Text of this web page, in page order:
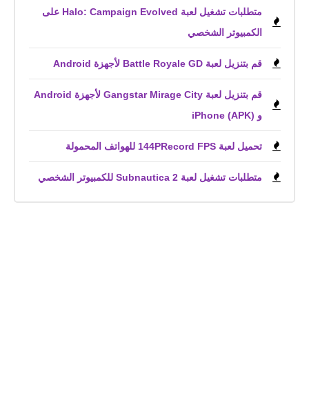
متطلبات تشغيل لعبة Halo: Campaign Evolved على
الكمبيوتر الشخصي
قم بتنزيل لعبة Battle Royale GD لأجهزة Android
قم بتنزيل لعبة Gangstar Mirage City لأجهزة Android
و iPhone (APK)
تحميل لعبة 144PRecord FPS للهواتف المحمولة
متطلبات تشغيل لعبة Subnautica 2 للكمبيوتر الشخصي